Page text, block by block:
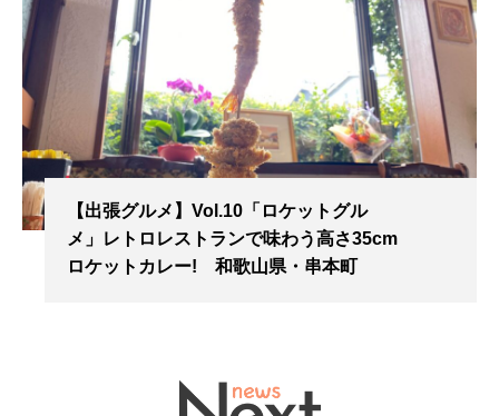
【出張グルメ】Vol.10「ロケットグル
メ」レトロレストランで味わう高さ35cm
ロケットカレー! 和歌山県・串本町